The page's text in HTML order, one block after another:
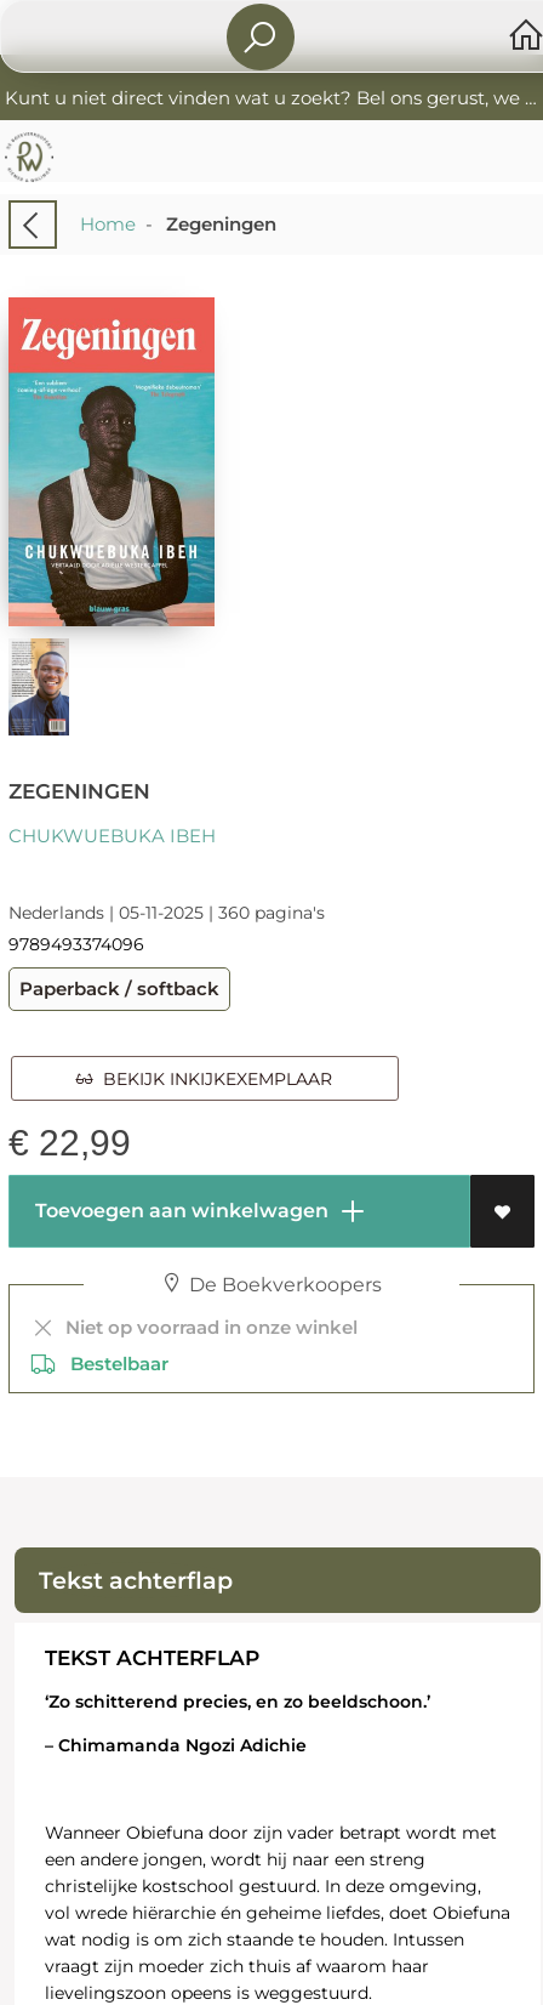
Kunt u niet direct vinden wat u zoekt? Bel ons gerust, we helpen u graag. 0341-552405 De Boekverkoopers
Home- Zegeningen
ZEGENINGEN
CHUKWUEBUKA IBEH
Nederlands | 05-11-2025 | 360 pagina's
9789493374096
Paperback / softback
BEKIJK INKIJKEXEMPLAAR
€ 22,99
Toevoegen aan winkelwagen
De Boekverkoopers
Niet op voorraad in onze winkel
Bestelbaar
Tekst achterflap
TEKST ACHTERFLAP
‘Zo schitterend precies, en zo beeldschoon.’
– Chimamanda Ngozi Adichie
Wanneer Obiefuna door zijn vader betrapt wordt met
een andere jongen, wordt hij naar een streng
christelijke kostschool gestuurd. In deze omgeving,
vol wrede hiërarchie én geheime liefdes, doet Obiefuna
wat nodig is om zich staande te houden. Intussen
vraagt zijn moeder zich thuis af waarom haar
lievelingszoon opeens is weggestuurd.